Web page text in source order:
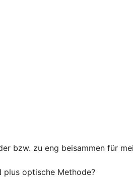
bzw. zu eng beisammen für
plus optische Methode?